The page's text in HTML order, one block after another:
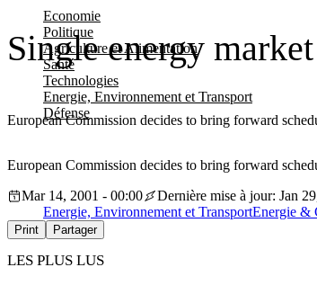
Economie
Politique
Agriculture et Alimentation
Santé
Technologies
Energie, Environnement et Transport
Défense
Single energy
European Commission decides to bring forward
European Commission decides to bring forward
Mar 14, 2001 - 00:00
Dernière mise à jour: Jan
Energie, Environnement et TransportEnergie &
Print Partager
LES PLUS LUS